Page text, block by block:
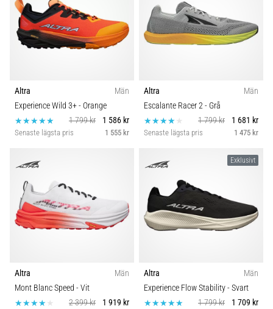
Altra
Män
Experience Wild 3+- Orange
1 799 kr
1 586 kr
Senaste lägsta pris 1 555 kr
Altra
Män
Escalante Racer 2- Grå
1 799 kr
1 681 kr
Senaste lägsta pris 1 475 kr
Altra
Män
Mont Blanc Speed - Vit
2 399 kr
1 919 kr
Exklusivt
Altra
Män
Experience Flow Stability- Svart
1 799 kr
1 709 kr